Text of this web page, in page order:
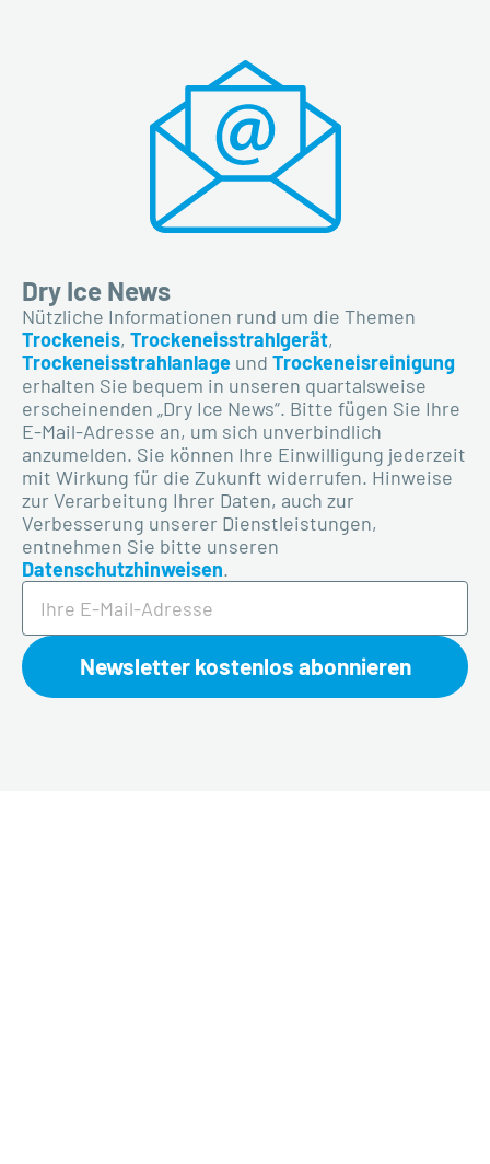
Dry Ice News
Nützliche Informationen rund um die Themen
Trockeneis, Trockeneisstrahlgerät,
Trockeneisstrahlanlage und Trockeneisreinigung
erhalten Sie bequem in unseren quartalsweise
erscheinenden „Dry Ice News“. Bitte fügen Sie Ihre
E-Mail-Adresse an, um sich unverbindlich
anzumelden. Sie können Ihre Einwilligung jederzeit
mit Wirkung für die Zukunft widerrufen. Hinweise
zur Verarbeitung Ihrer Daten, auch zur
Verbesserung unserer Dienstleistungen,
entnehmen Sie bitte unseren
Datenschutzhinweisen.
Newsletter kostenlos abonnieren